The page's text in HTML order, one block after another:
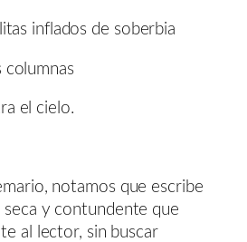
inflados de soberbia
columnas
el cielo.
notamos que escribe
y contundente que
al lector, sin buscar